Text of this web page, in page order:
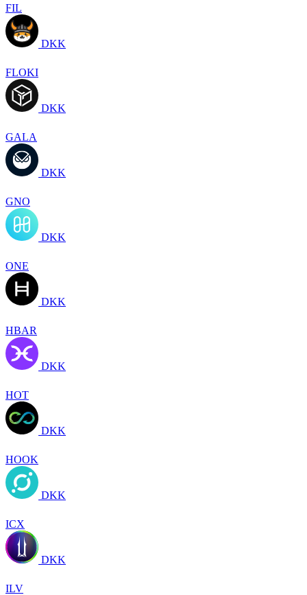
FIL
DKK
FLOKI
DKK
GALA
DKK
GNO
DKK
ONE
DKK
HBAR
DKK
HOT
DKK
HOOK
DKK
ICX
DKK
ILV